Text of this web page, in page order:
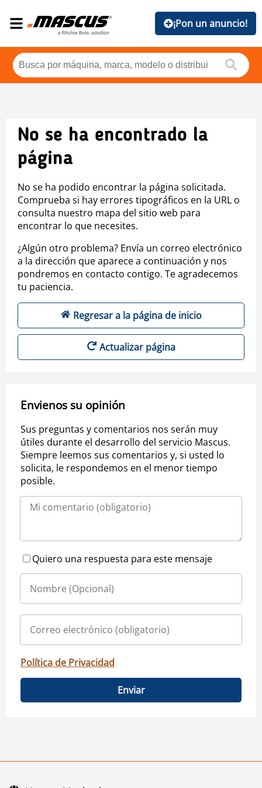
¡Pon un anuncio!
No se ha encontrado la
página
No se ha podido encontrar la página solicitada.
Comprueba si hay errores tipográficos en la URL o
consulta nuestro mapa del sitio web para
encontrar lo que necesites.
¿Algún otro problema? Envía un correo electrónico
a la dirección que aparece a continuación y nos
pondremos en contacto contigo. Te agradecemos
tu paciencia.
Regresar a la página de inicio
Actualizar página
Envienos su opinión
Sus preguntas y comentarios nos serán muy
útiles durante el desarrollo del servicio Mascus.
Siempre leemos sus comentarios y, si usted lo
solicita, le respondemos en el menor tiempo
posible.
Quiero una respuesta para este mensaje
Política de Privacidad
Enviar